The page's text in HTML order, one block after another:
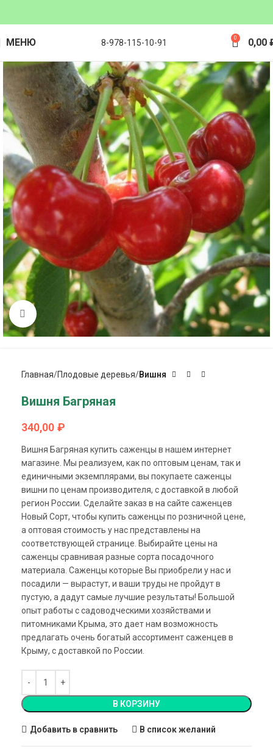
МЕНЮ 8-978-115-10-91 0 0,00
Click to enlarge
Главная Плодовые деревья Вишня
Вишня Багряная
340,00 ₽
Вишня Багряная купить саженцы в нашем интернет
магазине. Мы реализуем, как по оптовым ценам, так и
единичными экземплярами, вы покупаете саженцы
вишни по ценам производителя, с доставкой в любой
регион России. Сделайте заказ в на сайте саженцев
Новый Сорт, чтобы купить саженцы по розничной цене,
а оптовая стоимость у нас представлены на
соответствующей странице. Выбирайте цены на
саженцы сравнивая разные сорта посадочного
материала. Саженцы которые Вы приобрели у нас и
посадили — вырастут, и ваши труды не пройдут в
пустую, а дадут самые лучшие результаты! Большой
опыт работы с садоводческими хозяйствами и
питомниками Крыма, это дает нам возможность
предлагать очень богатый ассортимент саженцев в
Крыму, с доставкой по России.
В КОРЗИНУ
Добавить в сравнить В список желаний